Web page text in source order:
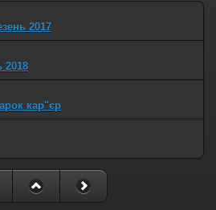
2017
2018
кар"єр